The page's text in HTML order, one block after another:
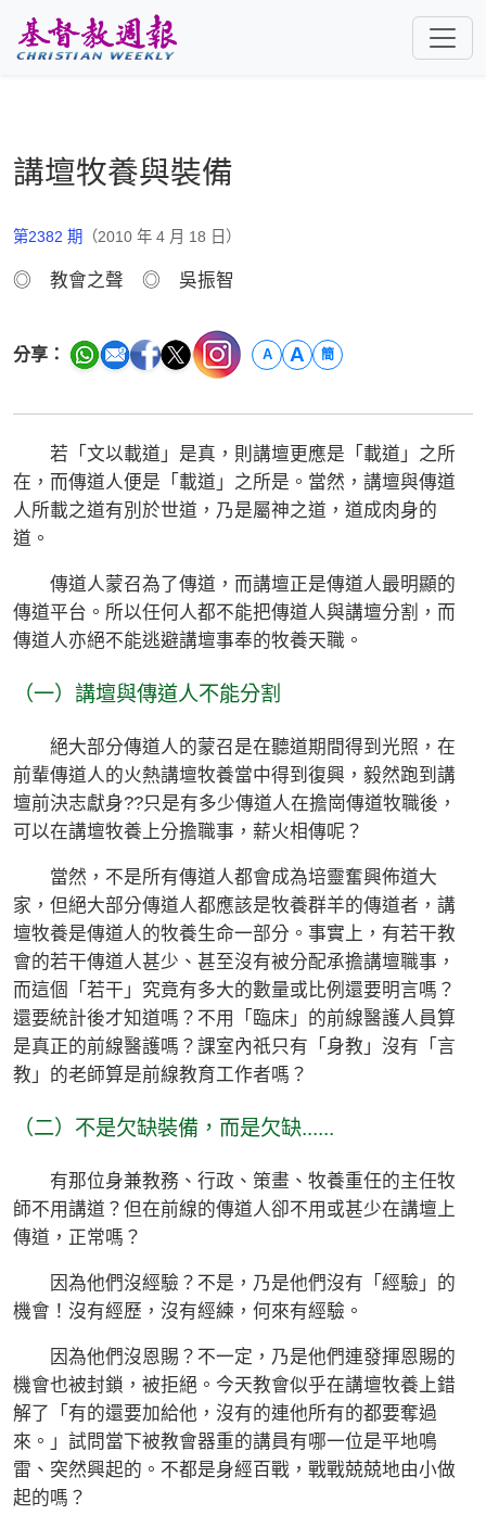
講壇牧養與裝備
第2382 期 （2010 年 4 月 18 日）
◎ 教會之聲 ◎ 吳振智
分享： A A 簡
若「文以載道」是真，則講壇更應是「載道」之所
在，而傳道人便是「載道」之所是。當然，講壇與傳道
人所載之道有別於世道，乃是屬神之道，道成肉身的
道。
傳道人蒙召為了傳道，而講壇正是傳道人最明顯的
傳道平台。所以任何人都不能把傳道人與講壇分割，而
傳道人亦絕不能逃避講壇事奉的牧養天職。
（一）講壇與傳道人不能分割
絕大部分傳道人的蒙召是在聽道期間得到光照，在
前輩傳道人的火熱講壇牧養當中得到復興，毅然跑到講
壇前決志獻身??只是有多少傳道人在擔崗傳道牧職後，
可以在講壇牧養上分擔職事，薪火相傳呢？
當然，不是所有傳道人都會成為培靈奮興佈道大
家，但絕大部分傳道人都應該是牧養群羊的傳道者，講
壇牧養是傳道人的牧養生命一部分。事實上，有若干教
會的若干傳道人甚少、甚至沒有被分配承擔講壇職事，
而這個「若干」究竟有多大的數量或比例還要明言嗎？
還要統計後才知道嗎？不用「臨床」的前線醫護人員算
是真正的前線醫護嗎？課室內祇只有「身教」沒有「言
教」的老師算是前線教育工作者嗎？
（二）不是欠缺裝備，而是欠缺......
有那位身兼教務、行政、策畫、牧養重任的主任牧
師不用講道？但在前線的傳道人卻不用或甚少在講壇上
傳道，正常嗎？
因為他們沒經驗？不是，乃是他們沒有「經驗」的
機會！沒有經歷，沒有經練，何來有經驗。
因為他們沒恩賜？不一定，乃是他們連發揮恩賜的
機會也被封鎖，被拒絕。今天教會似乎在講壇牧養上錯
解了「有的還要加給他，沒有的連他所有的都要奪過
來。」試問當下被教會器重的講員有哪一位是平地鳴
雷、突然興起的。不都是身經百戰，戰戰兢兢地由小做
起的嗎？